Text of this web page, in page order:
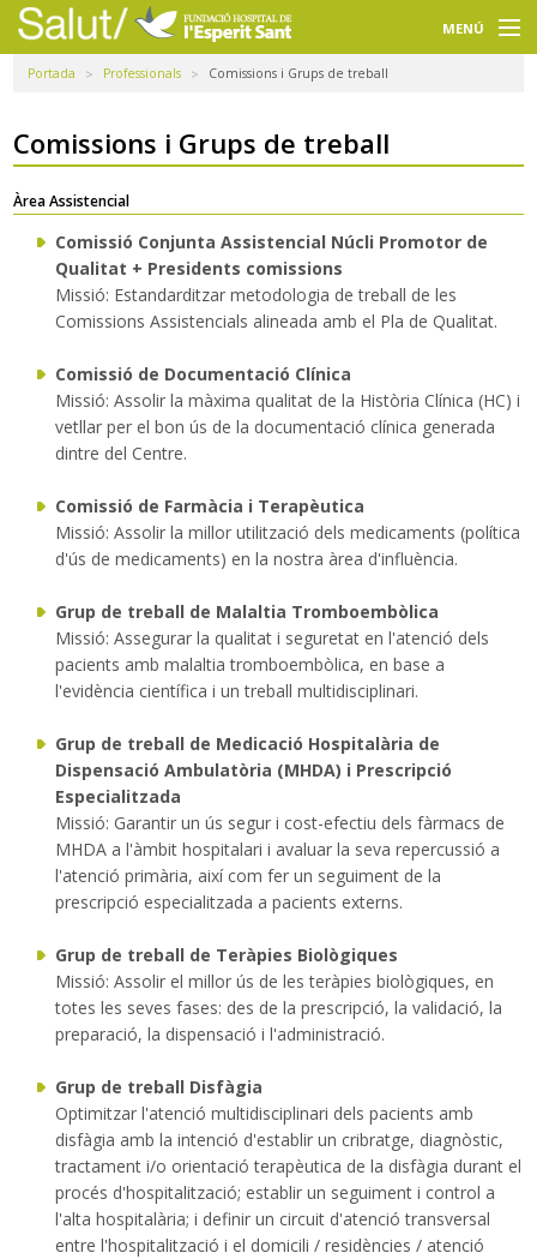
Navegació
principal
MENÚ
Usuaris
Professionals
Docència
Recerca
La FHES
Seleccioneu idioma
Cercador
Traductor
Portada Professionals Comissions i Grups de treball
Comissions i Grups de treball
Àrea Assistencial
Comissió Conjunta Assistencial Núcli Promotor de
Qualitat + Presidents comissions
Missió: Estandarditzar metodologia de treball de les
Comissions Assistencials alineada amb el Pla de Qualitat.
Comissió de Documentació Clínica
Missió: Assolir la màxima qualitat de la Història Clínica (HC) i
vetllar per el bon ús de la documentació clínica generada
dintre del Centre.
Comissió de Farmàcia i Terapèutica
Missió: Assolir la millor utilització dels medicaments (política
d'ús de medicaments) en la nostra àrea d'influència.
Grup de treball de Malaltia Tromboembòlica
Missió: Assegurar la qualitat i seguretat en l'atenció dels
pacients amb malaltia tromboembòlica, en base a
l'evidència científica i un treball multidisciplinari.
Grup de treball de Medicació Hospitalària de
Dispensació Ambulatòria (MHDA) i Prescripció
Especialitzada
Missió: Garantir un ús segur i cost-efectiu dels fàrmacs de
MHDA a l'àmbit hospitalari i avaluar la seva repercussió a
l'atenció primària, així com fer un seguiment de la
prescripció especialitzada a pacients externs.
Grup de treball de Teràpies Biològiques
Missió: Assolir el millor ús de les teràpies biològiques, en
totes les seves fases: des de la prescripció, la validació, la
preparació, la dispensació i l'administració.
Grup de treball Disfàgia
Optimitzar l'atenció multidisciplinari dels pacients amb
disfàgia amb la intenció d'establir un cribratge, diagnòstic,
tractament i/o orientació terapèutica de la disfàgia durant el
procés d'hospitalització; establir un seguiment i control a
l'alta hospitalària; i definir un circuit d'atenció transversal
entre l'hospitalització i el domicili / residències / atenció